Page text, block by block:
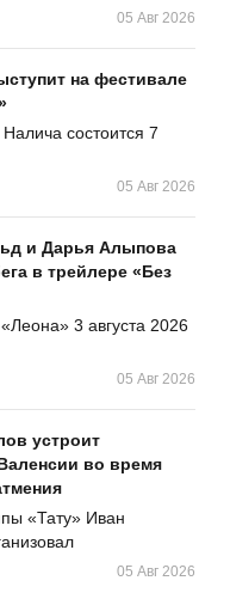
05 Авг 2026
на фестивале
состоится 7
05 Авг 2026
и Дарья Алыпова
в трейлере «Без
3 августа 2026
05 Авг 2026
устроит
во время
«Тату» Иван
05 Авг 2026